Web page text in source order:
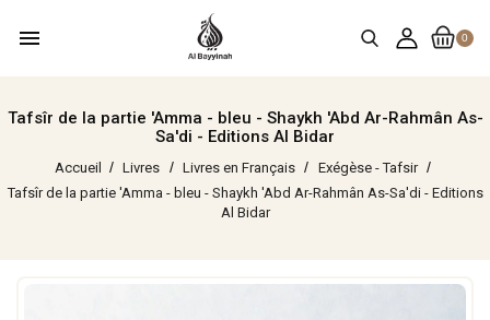
0
menu
Tafsîr de la partie 'Amma - bleu - Shaykh 'Abd Ar-Rahmân As-
Sa'di - Editions Al Bidar
Accueil Livres Livres en Français
Exégèse - Tafsir
Tafsîr de la partie 'Amma - bleu - Shaykh 'Abd Ar-Rahmân As-Sa'di - Editions
Al Bidar